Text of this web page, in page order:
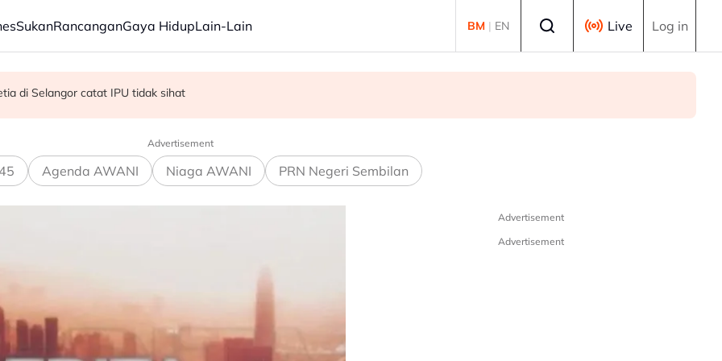
SukanRancanganGaya HidupLain-Lain BM | EN Live Log in
KDM hadapi PRU16 - Shafie
di Selangor catat IPU tidak sihat
tumbang - MBPP
Advertisement
Agenda AWANI Niaga AWANI PRN Negeri Sembilan
Advertisement
Advertisement